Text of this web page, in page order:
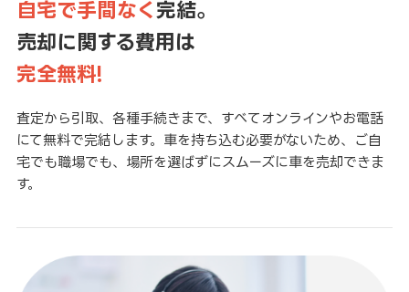
自宅で手間なく 完結。
売却に関する費用は
完全無料!
査定から引取、各種手続きまで、すべてオンラインやお電話
にて無料で完結します。車を持ち込む必要がないため、ご自
宅でも職場でも、場所を選ばずにスムーズに車を売却できま
す。